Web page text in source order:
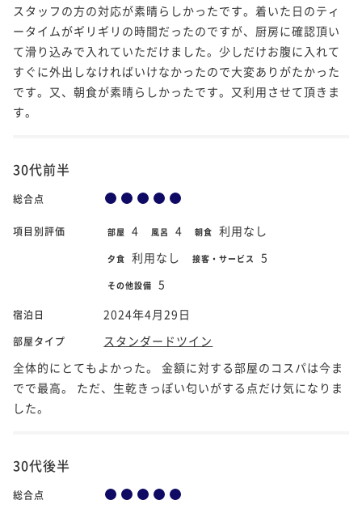
スタッフの方の対応が素晴らしかったです。着いた日のティ
ータイムがギリギリの時間だったのですが、厨房に確認頂い
て滑り込みで入れていただけました。少しだけお腹に入れて
すぐに外出しなければいけなかったので大変ありがたかった
です。又、朝食が素晴らしかったです。又利用させて頂きま
す。
30代前半
総合点
項目別評価 部屋 4 風呂 4 朝食 利用なし
夕食 利用なし 接客・サービス 5
その他設備 5
宿泊日 2024年4月29日
部屋タイプ
スタンダードツイン
全体的にとてもよかった。 金額に対する部屋のコスパは今ま
でで最高。 ただ、生乾きっぽい匂いがする点だけ気になりま
した。
30代後半
総合点